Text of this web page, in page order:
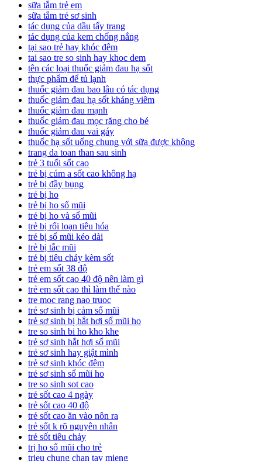
sữa tắm trẻ em
sữa tắm trẻ sơ sinh
tác dụng của dầu tẩy trang
tác dụng của kem chống nắng
tại sao trẻ hay khóc đêm
tai sao tre so sinh hay khoc dem
tên các loại thuốc giảm đau hạ sốt
thực phẩm để tủ lạnh
thuốc giảm đau bao lâu có tác dụng
thuốc giảm đau hạ sốt kháng viêm
thuốc giảm đau mạnh
thuốc giảm đau mọc răng cho bé
thuốc giảm đau vai gáy
thuốc hạ sốt uống chung với sữa được không
trang da toan than sau sinh
trẻ 3 tuổi sốt cao
trẻ bị cúm a sốt cao không hạ
trẻ bị đầy bụng
trẻ bị ho
trẻ bị ho sổ mũi
trẻ bị ho và sổ mũi
trẻ bị rối loạn tiêu hóa
trẻ bị sổ mũi kéo dài
trẻ bị tắc mũi
trẻ bị tiêu chảy kèm sốt
trẻ em sốt 38 độ
trẻ em sốt cao 40 độ nên làm gì
trẻ em sốt cao thì làm thế nào
tre moc rang nao truoc
trẻ sơ sinh bị cảm sổ mũi
trẻ sơ sinh bị hắt hơi sổ mũi ho
tre so sinh bi ho kho khe
trẻ sơ sinh hắt hơi sổ mũi
trẻ sơ sinh hay giật mình
trẻ sơ sinh khóc đêm
trẻ sơ sinh sổ mũi ho
tre so sinh sot cao
trẻ sốt cao 4 ngày
trẻ sốt cao 40 độ
trẻ sốt cao ăn vào nôn ra
trẻ sốt k rõ nguyên nhân
trẻ sốt tiêu chảy
trị ho sổ mũi cho trẻ
trieu chung chan tay mieng